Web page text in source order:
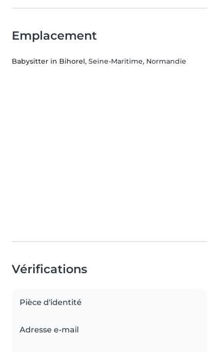
Emplacement
Babysitter in Bihorel, Seine-Maritime, Normandie
Vérifications
Pièce d'identité
Adresse e-mail